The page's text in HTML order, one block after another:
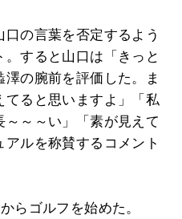
の言葉を否定するよう
すると山口は「きっと
の腕前を評価した。ま
ると思いますよ」「私
～～い」「素が見えて
ルを称賛するコメント
らゴルフを始めた。